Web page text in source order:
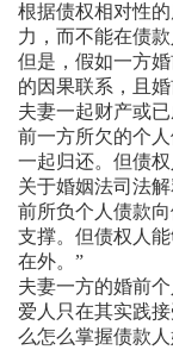
根据债权相对性
力，而不能在债
但是，假如一方
的因果联系，且
夫妻一起财产或
前一方所欠的个
一起归还。但债
关于婚姻法司法
前所负个人债款
支撑。但债权人
在外。”
夫妻一方的婚前
爱人只在其实践
么怎么掌握债款